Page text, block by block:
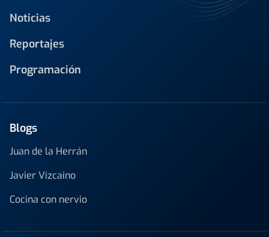
Noticias
Reportajes
Programación
Blogs
Juan de la Herrán
Javier Vizcaino
Cocina con nervio